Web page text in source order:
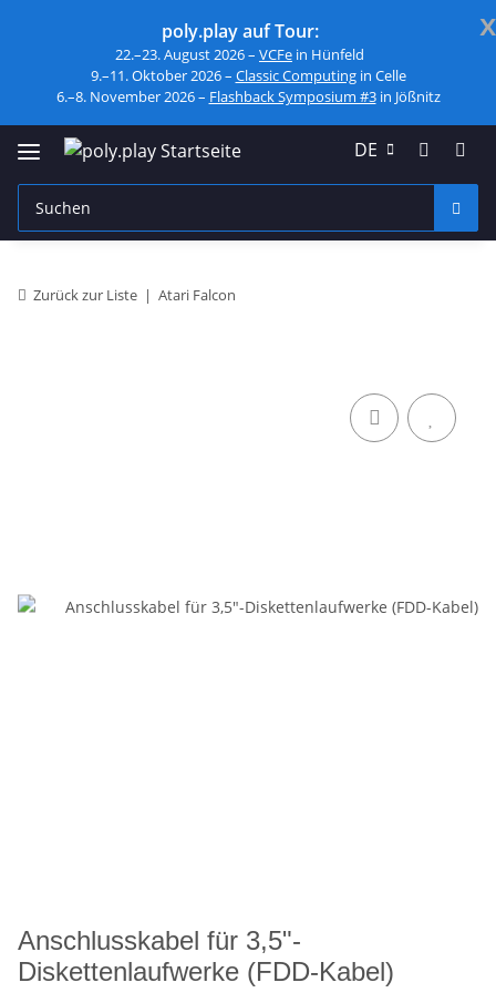
x
poly.play auf Tour:
22.–23. August 2026 – VCFe in Hünfeld
9.–11. Oktober 2026 – Classic Computingin Celle
6.–8. November 2026 – Flashback Symposium #3in Jößnitz
DE
Zurück zur Liste Atari Falcon
Anschlusskabel für 3,5"-
Diskettenlaufwerke (FDD-Kabel)